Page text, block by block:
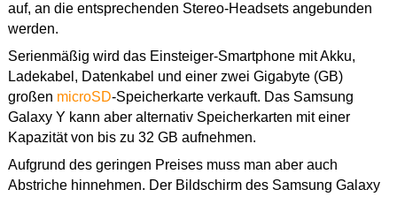
auf, an die entsprechenden Stereo-Headsets angebunden
werden.
Serienmäßig wird das Einsteiger-Smartphone mit Akku,
Ladekabel, Datenkabel und einer zwei Gigabyte (GB)
großen microSD-Speicherkarte verkauft. Das Samsung
Galaxy Y kann aber alternativ Speicherkarten mit einer
Kapazität von bis zu 32 GB aufnehmen.
Aufgrund des geringen Preises muss man aber auch
Abstriche hinnehmen. Der Bildschirm des Samsung Galaxy